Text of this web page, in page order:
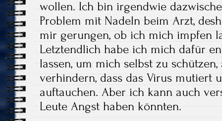
wollen. Ich bin irgendwie
Problem mit Nadeln beim Arzt,
mir gerungen, ob ich mich impfen
Letztendlich habe ich mich dafür
lassen, um mich selbst zu
verhindern, dass das Virus mutiert
auftauchen. Aber ich kann auch
Leute Angst haben könnten.